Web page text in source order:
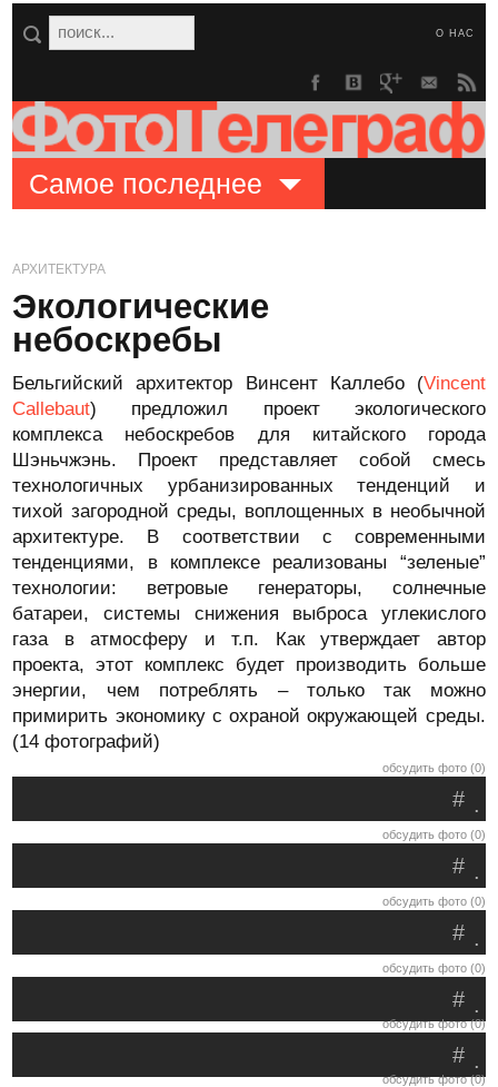
О НАС
Самое последнее
АРХИТЕКТУРА
Экологические
небоскребы
Бельгийский архитектор Винсент Каллебо (Vincent
Callebaut) предложил проект экологического
комплекса небоскребов для китайского города
Шэньчжэнь. Проект представляет собой смесь
технологичных урбанизированных тенденций и
тихой загородной среды, воплощенных в необычной
архитектуре. В соответствии с современными
тенденциями, в комплексе реализованы “зеленые”
технологии: ветровые генераторы, солнечные
батареи, системы снижения выброса углекислого
газа в атмосферу и т.п. Как утверждает автор
проекта, этот комплекс будет производить больше
энергии, чем потреблять – только так можно
примирить экономику с охраной окружающей среды.
(14 фотографий)
обсудить фото (0)
.
#
обсудить фото (0)
.
#
обсудить фото (0)
.
#
обсудить фото (0)
.
#
обсудить фото (0)
.
#
обсудить фото (0)